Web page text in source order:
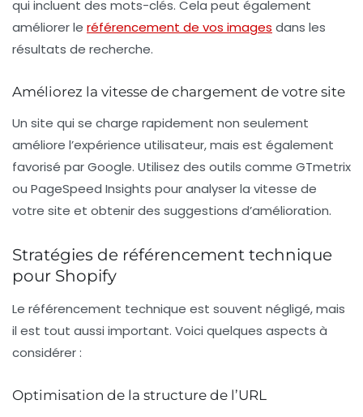
qui incluent des mots-clés. Cela peut également
améliorer le référencement de vos images dans les
résultats de recherche.
Améliorez la vitesse de chargement de votre site
Un site qui se charge rapidement non seulement
améliore l’expérience utilisateur, mais est également
favorisé par Google. Utilisez des outils comme GTmetrix
ou PageSpeed Insights pour analyser la vitesse de
votre site et obtenir des suggestions d’amélioration.
Stratégies de référencement technique
pour Shopify
Le référencement technique est souvent négligé, mais
il est tout aussi important. Voici quelques aspects à
considérer :
Optimisation de la structure de l’URL